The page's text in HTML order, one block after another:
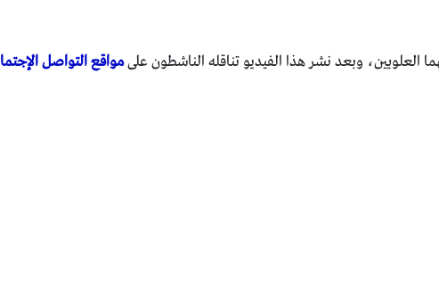
العلويين، وبعد نشر هذا الفيديو تناقله الناشطون علىمواقع التواصل